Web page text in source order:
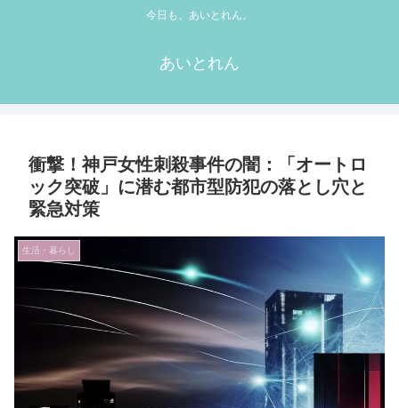
今日も、あいとれん。
あいとれん
衝撃！神戸女性刺殺事件の闇：「オートロ
ック突破」に潜む都市型防犯の落とし穴と
緊急対策
生活・暮らし